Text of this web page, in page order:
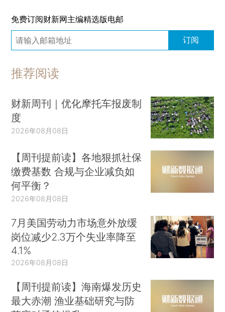
免费订阅财新网主编精选版电邮
订阅
推荐阅读
财新周刊｜优化摩托车报废制
度
2026年08月08日
【周刊提前读】各地狠抓社保
缴费基数 合规与企业减负如
何平衡？
2026年08月08日
7月美国劳动力市场意外放缓
岗位减少2.3万个失业率降至
4.1%
2026年08月08日
【周刊提前读】海南爆发历史
最大赤潮 渔业基础研究与防